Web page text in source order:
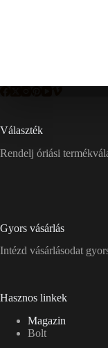
Választék
Rendelj óriási
Gyors vásárlás
Intézd vásárlásodat
Hasznos linkek
Magazin
Bolt